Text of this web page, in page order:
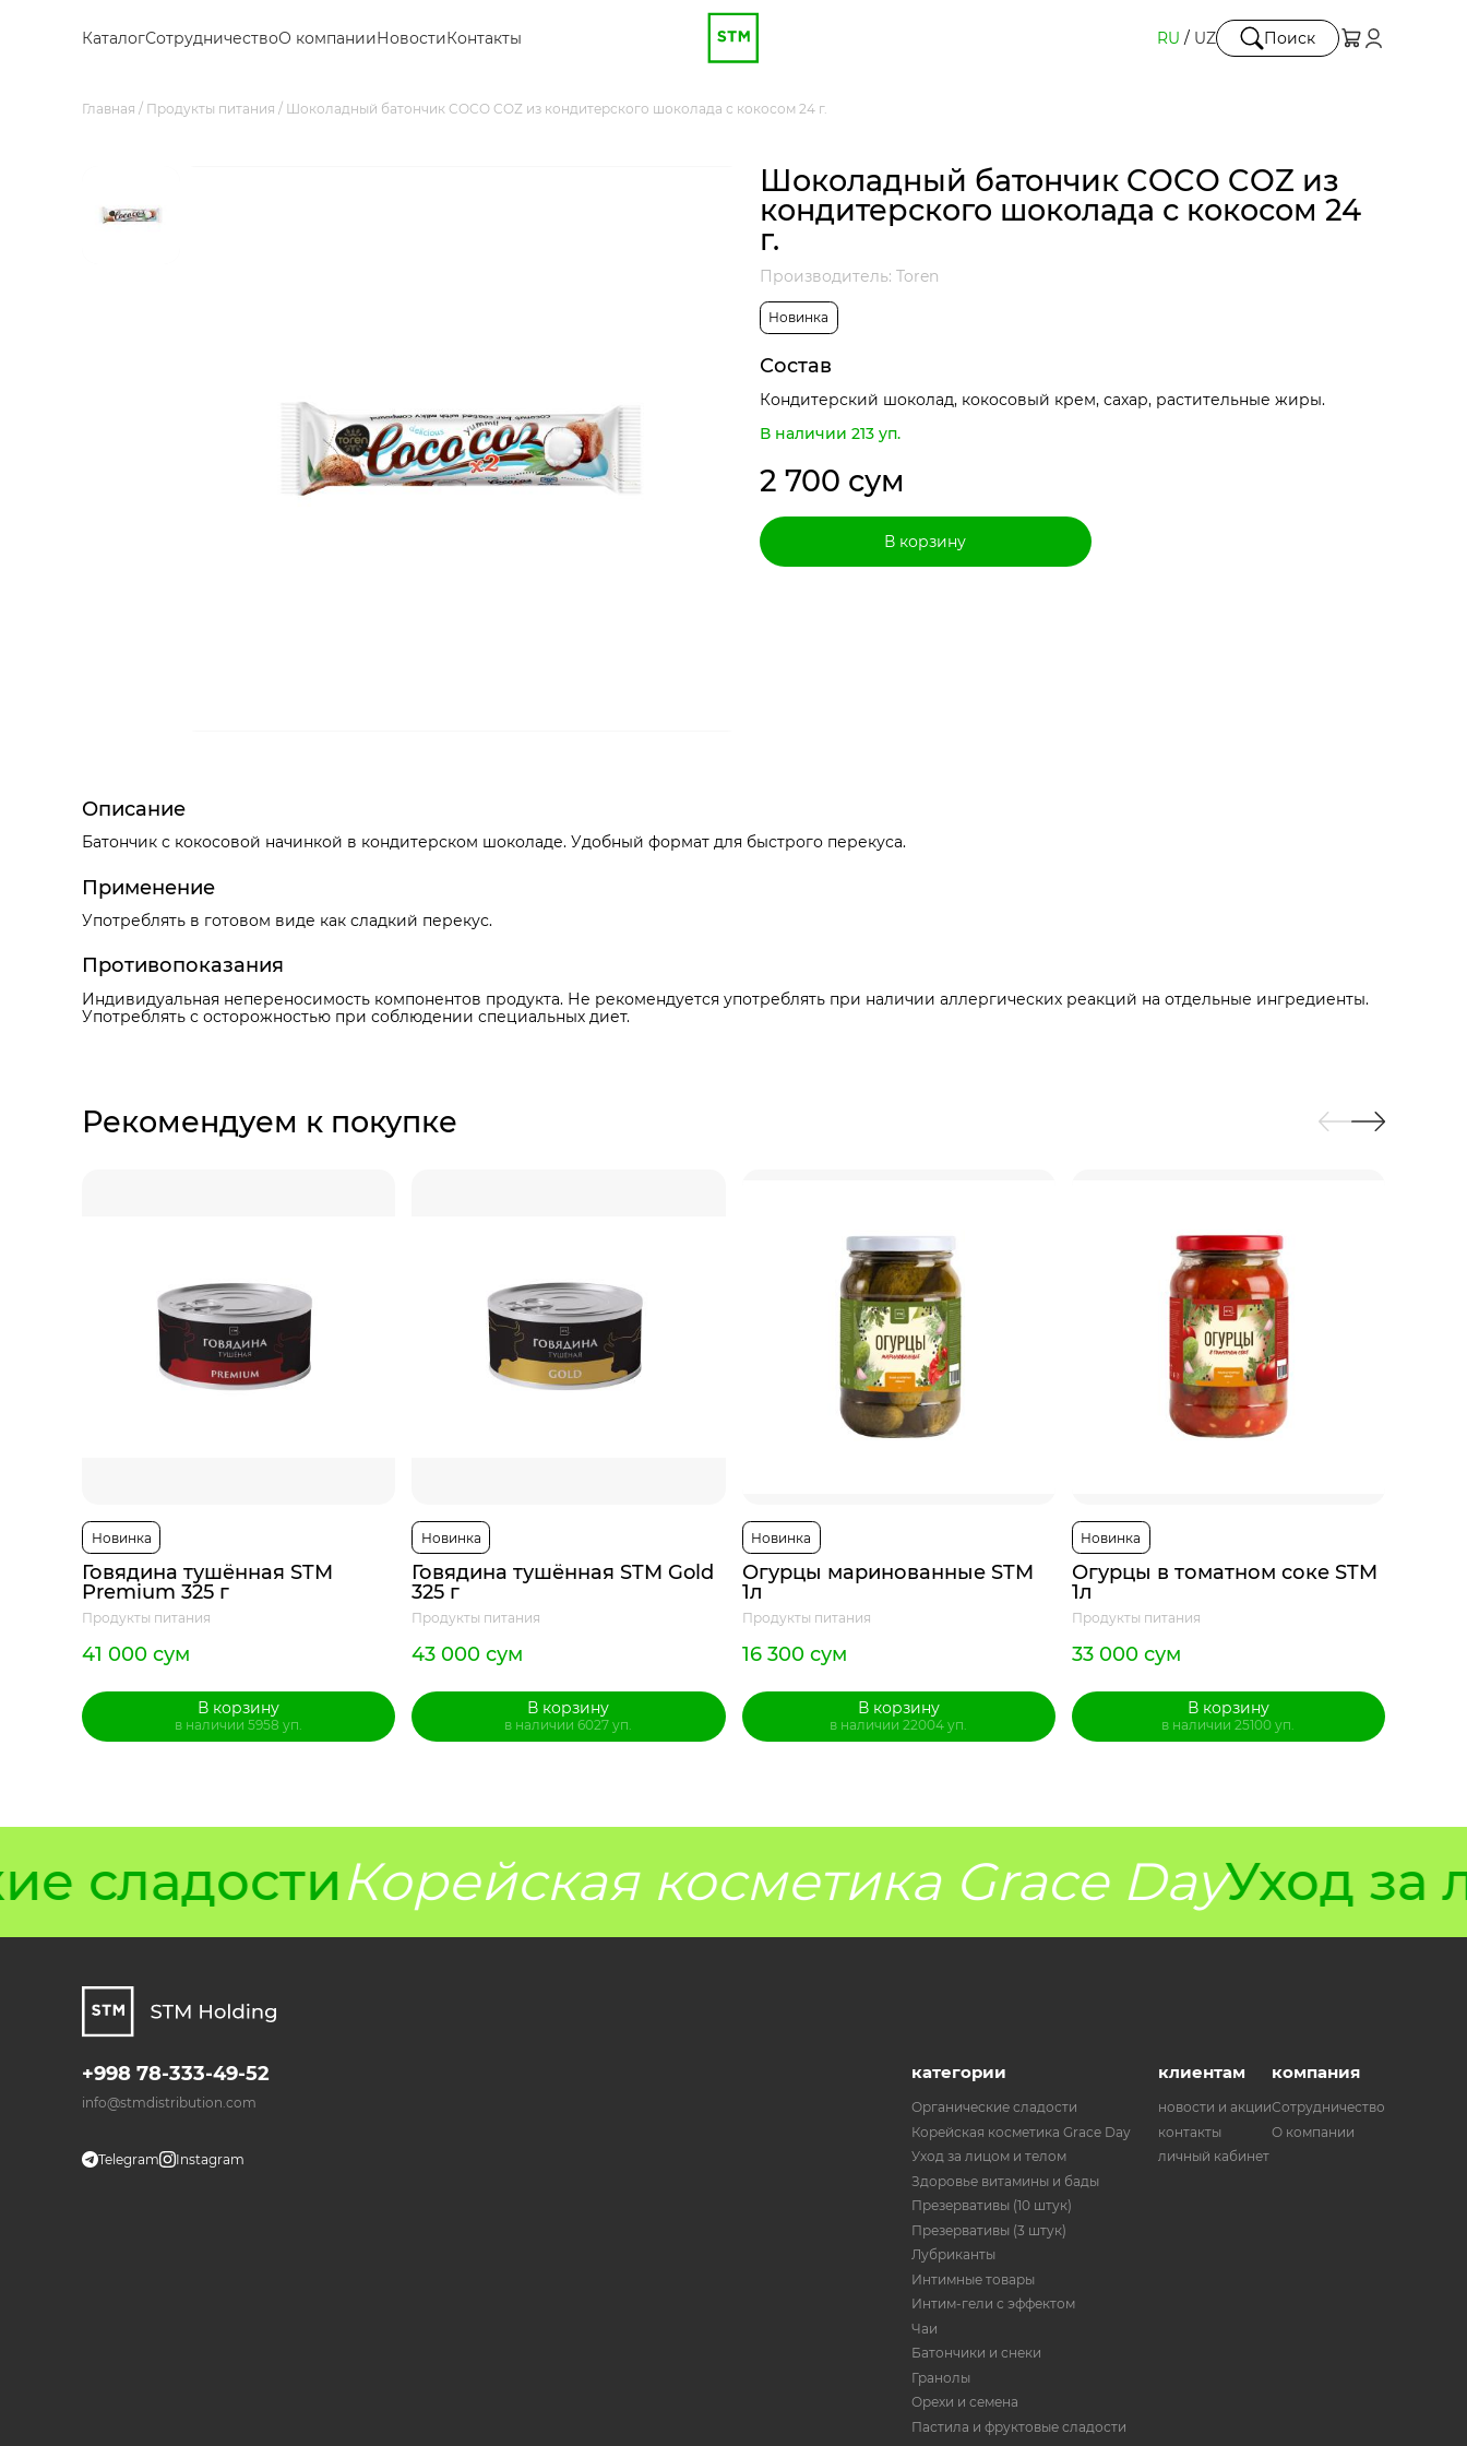
КаталогСотрудничествоО компанииНовостиКонтакты RU / UZ Поиск
Главная Продукты питания Шоколадный батончик COCO COZ из кондитерского шоколада с кокосом 24 г.
Шоколадный батончик COCO COZ из
кондитерского шоколада с кокосом 24
г.
Производитель: Toren
Новинка
Состав
Кондитерский шоколад, кокосовый крем, сахар, растительные жиры.
В наличии 213 уп.
2 700 сум
В корзину
Описание
Батончик с кокосовой начинкой в кондитерском шоколаде. Удобный формат для быстрого перекуса.
Применение
Употреблять в готовом виде как сладкий перекус.
Противопоказания
Индивидуальная непереносимость компонентов продукта. Не рекомендуется употреблять при наличии аллергических реакций на отдельные ингредиенты.
Употреблять с осторожностью при соблюдении специальных диет.
Рекомендуем к покупке
Новинка
Говядина тушённая STM
Premium 325 г
Продукты питания
41 000 сум
В корзину
в наличии 5958 уп.
Новинка
Говядина тушённая STM Gold
325 г
Продукты питания
43 000 сум
В корзину
в наличии 6027 уп.
Новинка
Огурцы маринованные STM
1л
Продукты питания
16 300 сум
В корзину
в наличии 22004 уп.
Новинка
Огурцы в томатном соке STM
1л
Продукты питания
33 000 сум
В корзину
в наличии 25100 уп.
сладостиКорейская косметика Grace DayУход за
+998 78-333-49-52
info@stmdistribution.com
Telegram Instagram
категории
Органические сладости
Корейская косметика Grace Day
Уход за лицом и телом
Здоровье витамины и бады
Презервативы (10 штук)
Презервативы (3 штук)
Лубриканты
Интимные товары
Интим-гели с эффектом
Чаи
Батончики и снеки
Гранолы
Орехи и семена
Пастила и фруктовые сладости
клиентам
новости и акции
контакты
личный кабинет
компания
Сотрудничество
О компании